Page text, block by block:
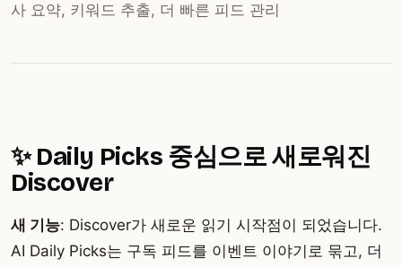
사 요약, 키워드 추출, 더 빠른 피드 관리
✨ Daily Picks 중심으로 새로워진
Discover
새 기능: Discover가 새로운 읽기 시작점이 되었습니다.
AI Daily Picks는 구독 피드를 이벤트 이야기로 묶고, 더